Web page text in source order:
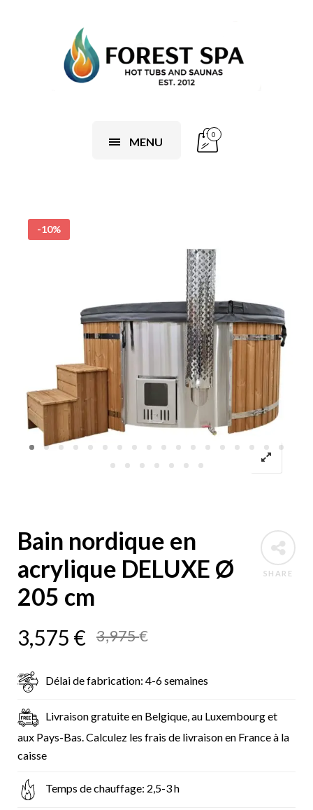
MENU
0
-10%
SHARE
Bain nordique en
acrylique DELUXE Ø
205 cm
3,975€
3,575 €
Délai de fabrication: 4-6 semaines
Livraison gratuite en Belgique, au Luxembourg et
aux Pays-Bas. Calculez les frais de livraison en France à la
caisse
Temps de chauffage: 2,5-3 h